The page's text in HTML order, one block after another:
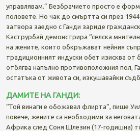
управлявам.” Безбрачието просто е
половете. Но чак до смъртта си през 1944
затвора заедно с Ганди зариде
Каструрбай демонстрира “селска
на жените, които обкръжават нейния
традиционният индуски обет изисква от
отбягва напълно противоположния пол,
остатъка от живота си, изкушавайки
ДАМИТЕ НА ГАНДИ:
“Той винаги е обожавал флирта”, пише
повече, жените са необходими за
Африка след Соня Шлезин (17-годишна)